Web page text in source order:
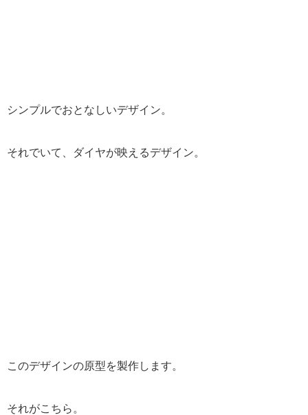
シンプルでおとなしいデザイン。
それでいて、ダイヤが映えるデザイン。
このデザインの原型を製作します。
それがこちら。